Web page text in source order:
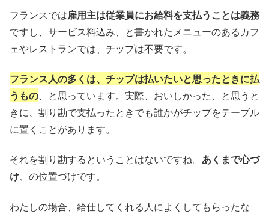
フランスでは雇用主は従業員にお給料を支払うことは義務
ですし、サービス料込み、と書かれたメニューのあるカフ
ェやレストランでは、チップは不要です。
フランス人の多くは、チップは払いたいと思ったときに払
うもの、と思っています。実際、おいしかった、と思うと
きに、割り勘で支払ったときでも誰かがチップをテーブル
に置くことがあります。
それを割り勘するということはないですね。 あくまで心づ
け、の位置づけです。
わたしの場合、給仕してくれる人によくしてもらったな